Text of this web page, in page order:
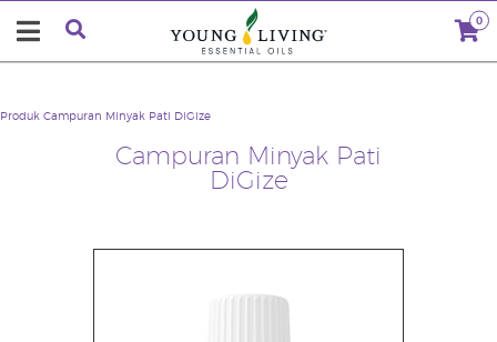
0
Campuran Minyak Pati
DiGize
Produk Campuran Minyak Pati DiGize